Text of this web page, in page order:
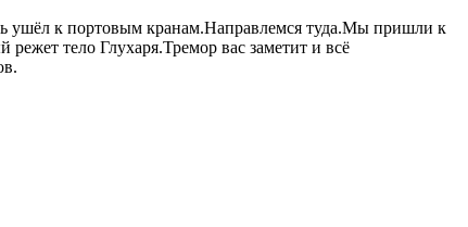
ушёл к портовым кранам.Направлемся туда.Мы пришли к
тело Глухаря.Тремор вас заметит и всё